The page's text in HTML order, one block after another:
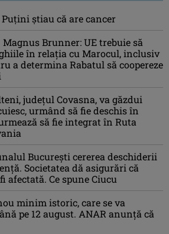
ştiau că are cancer
Brunner: UE trebuie să
în relația cu Marocul, inclusiv
a determina Rabatul să coopereze
județul Covasna, va găzdui
urmând să fie deschis în
să fie integrat în Ruta
București cererea deschiderii
Societatea dă asigurări că
afectată. Ce spune Ciucu
minim istoric, care se va
pe 12 august. ANAR anunță că